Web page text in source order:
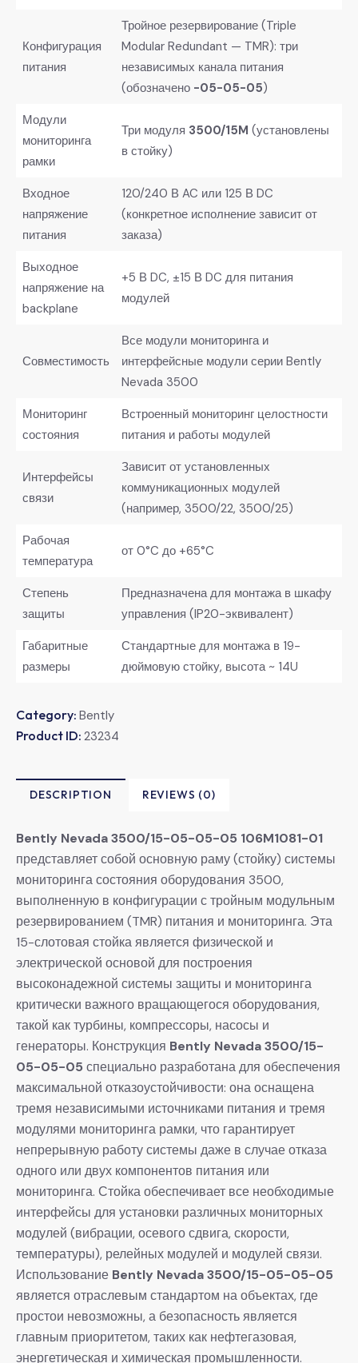
Конфигурация
питания
Тройное резервирование (Triple
Modular Redundant — TMR): три
независимых канала питания
(обозначено -05-05-05)
Модули
мониторинга
рамки
Три модуля 3500/15M ​ (установлены
в стойку)
Входное
напряжение
питания
120/240 В AC или 125 В DC
(конкретное исполнение зависит от
заказа)
Выходное
напряжение на
backplane
+5 В DC, ±15 В DC для питания
модулей
Совместимость
Все модули мониторинга и
интерфейсные модули серии Bently
Nevada 3500
Мониторинг
состояния
Встроенный мониторинг целостности
питания и работы модулей
Интерфейсы
связи
Зависит от установленных
коммуникационных модулей
(например, 3500/22, 3500/25)
Рабочая
температура
от 0°C до +65°C
Степень
защиты
Предназначена для монтажа в шкафу
управления (IP20-эквивалент)
Габаритные
размеры
Стандартные для монтажа в 19-
дюймовую стойку, высота ~ 14U
Category: Bently
Product ID: 23234
DESCRIPTION REVIEWS (0)
Bently Nevada 3500/15-05-05-05 106M1081-01
представляет собой основную раму (стойку) системы
мониторинга состояния оборудования 3500,
выполненную в конфигурации с тройным модульным
резервированием (TMR) питания и мониторинга. Эта
15-слотовая стойка является физической и
электрической основой для построения
высоконадежной системы защиты и мониторинга
критически важного вращающегося оборудования,
такой как турбины, компрессоры, насосы и
генераторы. Конструкция Bently Nevada 3500/15-
05-05-05 ​ специально разработана для обеспечения
максимальной отказоустойчивости: она оснащена
тремя независимыми источниками питания и тремя
модулями мониторинга рамки, что гарантирует
непрерывную работу системы даже в случае отказа
одного или двух компонентов питания или
мониторинга. Стойка обеспечивает все необходимые
интерфейсы для установки различных мониторных
модулей (вибрации, осевого сдвига, скорости,
температуры), релейных модулей и модулей связи.
Использование Bently Nevada 3500/15-05-05-05
является отраслевым стандартом на объектах, где
простои невозможны, а безопасность является
главным приоритетом, таких как нефтегазовая,
энергетическая и химическая промышленности.